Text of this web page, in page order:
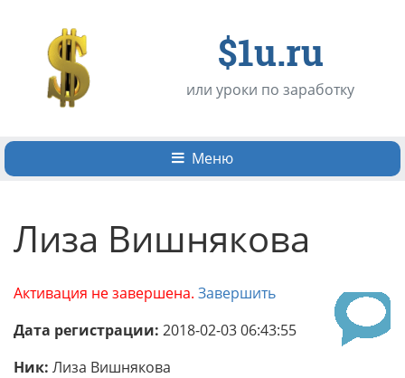
$1u.ru
или уроки по заработку
Меню
Лиза Вишнякова
Активация не завершена. Завершить
Дата регистрации: 2018-02-03 06:43:55
Ник: Лиза Вишнякова